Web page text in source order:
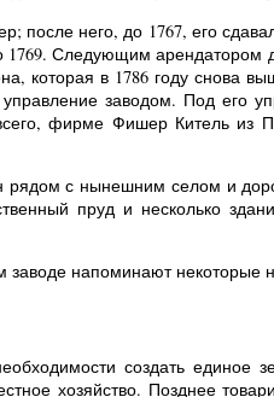
после него, до 1767, его
Следующим
которая в 1786 году снова
заводом. Под его
фирме Фишер Китель из
рядом с нынешним селом и
пруд и несколько
напоминают некоторые
создать
хозяйство. Позднее